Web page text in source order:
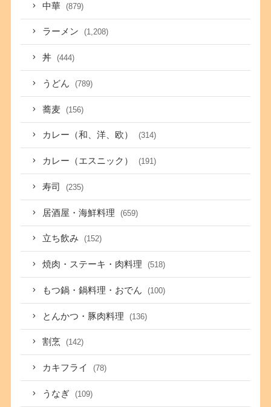
中華 (879)
ラーメン (1,208)
丼 (444)
うどん (789)
蕎麦 (156)
カレー（和、洋、欧） (314)
カレー（エスニック） (191)
寿司 (235)
居酒屋・海鮮料理 (659)
立ち飲み (152)
焼肉・ステーキ・肉料理 (518)
もつ鍋・鍋料理・おでん (100)
とんかつ・豚肉料理 (136)
割烹 (142)
カキフライ (78)
うなぎ (109)